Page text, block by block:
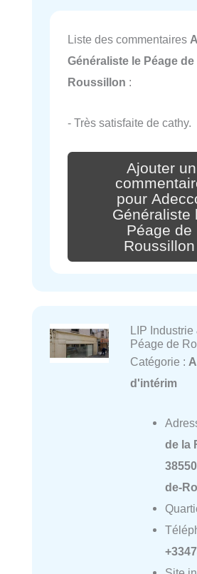
Liste des commentaires
Généraliste le Péage de
Roussillon :
- Très satisfaite de cathy.
Ajouter un
pour
Généraliste
Péage de
Roussillon
LIP Industrie
Péage de
Catégorie :
d'intérim
de la
de-